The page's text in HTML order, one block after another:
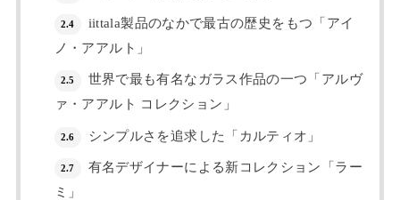
2.4
iittala製品のなかで最古の歴史をもつ「アイ
ノ・アアルト」
2.5
世界で最も有名なガラス作品の一つ「アルヴ
ァ・アアルト コレクション」
2.6 シンプルさを追求した「カルティオ」
2.7
有名デザイナーによる新コレクション「ラー
ミ」